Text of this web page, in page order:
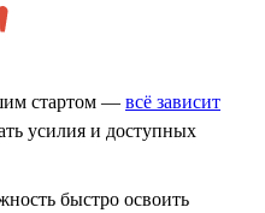
стартом — всё зависит
усилия и доступных
быстро освоить